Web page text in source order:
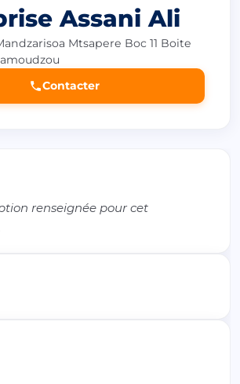
Assani Ali
Mtsapere Boc 11 Boite
Contacter
renseignée pour cet